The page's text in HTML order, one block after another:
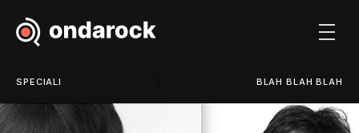
SPECIALI BLAH BLAH BLAH